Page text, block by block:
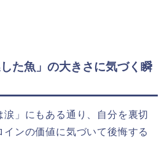
た魚」の大きさに気づく瞬
涙」にもある通り、自分を裏切
インの価値に気づいて後悔する